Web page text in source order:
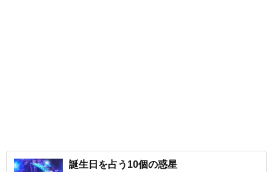
誕生日を占う10個の惑星